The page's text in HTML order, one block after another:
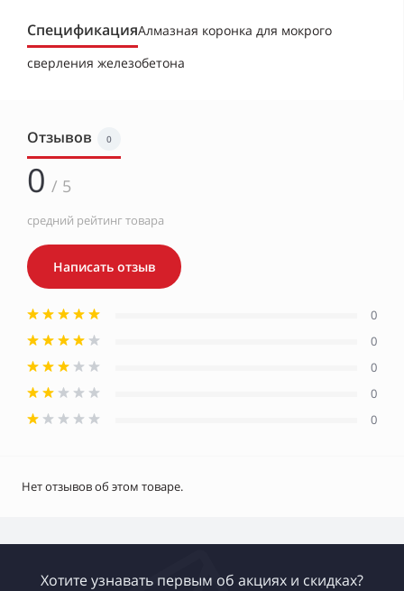
СпецификацияАлмазная коронка для мокрого
сверления железобетона
Отзывов 0
0 / 5
средний рейтинг товара
Написать отзыв
0
0
0
0
0
Нет отзывов об этом товаре.
Хотите узнавать первым об акциях и скидках?